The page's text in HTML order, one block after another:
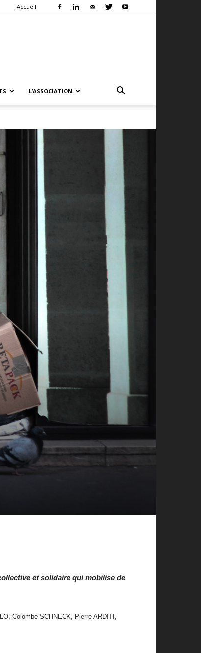
Accueil
L’ASSOCIATION
et solidaire qui mobilise de
Colombe SCHNECK, Pierre ARDITI,